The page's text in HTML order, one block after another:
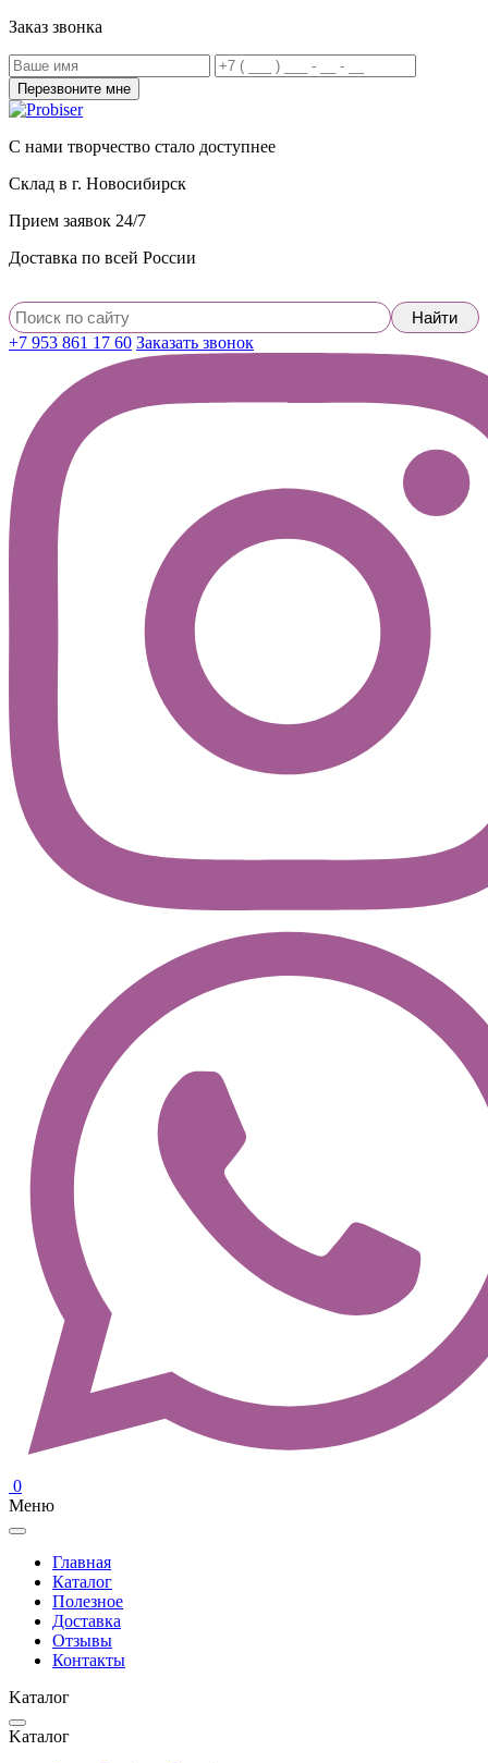
Заказ звонка
С нами творчество стало доступнее
Склад в г. Новосибирск
Прием заявок 24/7
Доставка по всей России
+7 953 861 17 60 Заказать звонок
0
Меню
Главная
Каталог
Полезное
Доставка
Отзывы
Контакты
Kаталог
Kаталог